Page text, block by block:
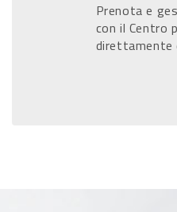
Prenota e
con il Centro
direttamente